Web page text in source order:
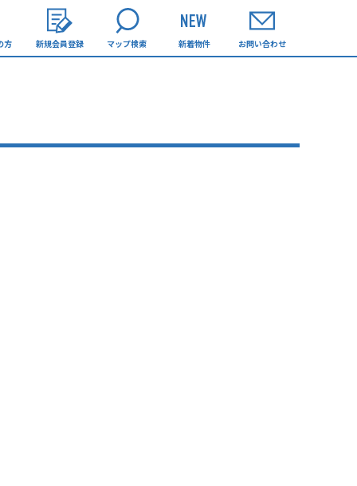
方 新規会員登録 マップ検索 新着物件 お問い合わせ